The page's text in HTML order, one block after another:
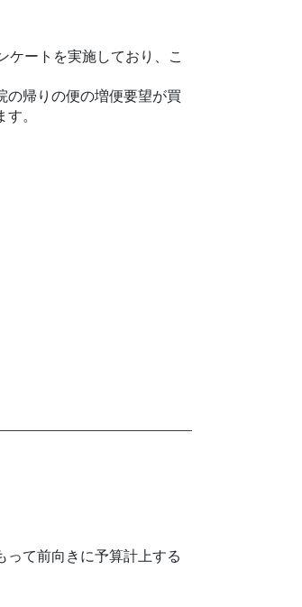
ケートを実施しており、こ
の帰りの便の増便要望が買
。
って前向きに予算計上する